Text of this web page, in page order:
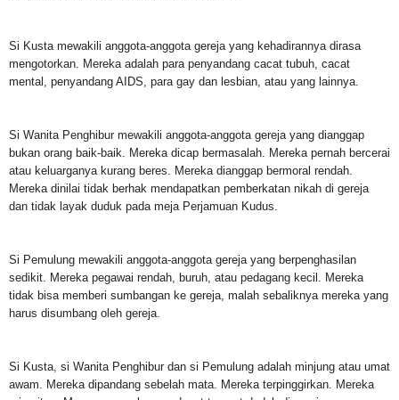
Si Kusta mewakili anggota-anggota gereja yang kehadirannya dirasa
mengotorkan. Mereka adalah para penyandang cacat tubuh, cacat
mental, penyandang AIDS, para gay dan lesbian, atau yang lainnya.
Si Wanita Penghibur mewakili anggota-anggota gereja yang dianggap
bukan orang baik-baik. Mereka dicap bermasalah. Mereka pernah bercerai
atau keluarganya kurang beres. Mereka dianggap bermoral rendah.
Mereka dinilai tidak berhak mendapatkan pemberkatan nikah di gereja
dan tidak layak duduk pada meja Perjamuan Kudus.
Si Pemulung mewakili anggota-anggota gereja yang berpenghasilan
sedikit. Mereka pegawai rendah, buruh, atau pedagang kecil. Mereka
tidak bisa memberi sumbangan ke gereja, malah sebaliknya mereka yang
harus disumbang oleh gereja.
Si Kusta, si Wanita Penghibur dan si Pemulung adalah minjung atau umat
awam. Mereka dipandang sebelah mata. Mereka terpinggirkan. Mereka